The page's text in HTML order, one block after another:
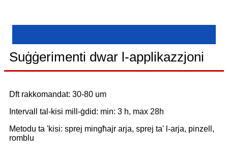
Suġġerimenti dwar l-applikazzjoni
Dft rakkomandat: 30-80 um
Intervall tal-kisi mill-ġdid: min: 3 h, max 28h
Metodu ta 'kisi: sprej mingħajr arja, sprej ta' l-arja, pinzell,
romblu